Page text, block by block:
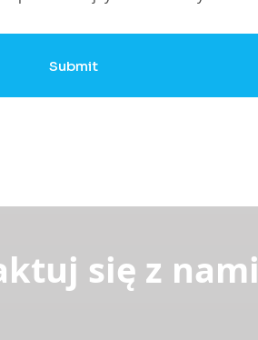
Submit
się z nami